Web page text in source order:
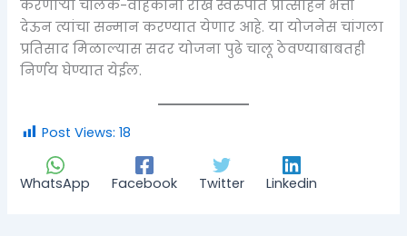
करणाऱ्या चालक-वाहकांना रोख स्वरुपात प्रोत्साहन भत्ता
देऊन त्यांचा सन्मान करण्यात येणार आहे. या योजनेस चांगला
प्रतिसाद मिळाल्यास सदर योजना पुढे चालू ठेवण्याबाबतही
निर्णय घेण्यात येईल.
Post Views: 18
WhatsApp Facebook Twitter Linkedin